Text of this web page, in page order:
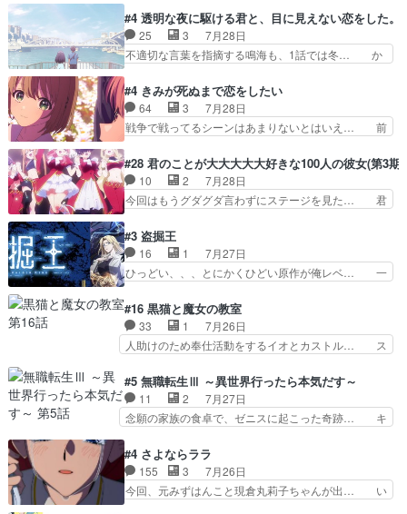
センスの土台になったエピ… コミカルなのにも慣
れてきました。１話でし… ロボットの反乱は今と
なっては良くある話し…
スターを呼ぶ笛？黒幕は狩猟祭とは関係… 平凡な
少女に見える眼鏡w眼鏡属性は持ち合… 神アニ
メ、ケテーイ！「騎士狩猟祭、前夜の… フィーネ
がアルノルトに活躍してもらいたが… 第４話を
とフィーネの２度目のデート出… マジできな臭い
ぞ帝位争い。姉からの刺客を… ふぃーねと町の様
子を見に行ったら町中で窃…
#4 透明な夜に駆ける君と、目に見えない恋をした。
25 3
7月28日
不適切な言葉を指摘する鳴海も、1話では冬… か
接していいのかわからず戸惑うかけるも… 盲目だ
と相手の表情も分からないからどう思… 今期のバ
ックナンバーみたいなOPアニメ。… 初デートで
冬月を笑わせようとする姿も冬月… 特に大きな事
を笑わせようとする姿も冬月… 3話までは主人公
がどうでもいいことでずっ… 花火購入に浅草へ…
行き当たりばったり訪問…
#4 きみが死ぬまで恋をしたい
64 3
7月28日
戦争で戦ってるシーンはあまりないとはいえ… 前
の存在で揺らぐ14クラス約束された死… ミミの
秘密をあっさり受け入れたのは拍子抜… 蘇生魔法
って下衆い国なら進退窮まったら手… 蘇生魔法ヤ
バイけどミミいなかったら詰んで… アニメオタク
うございました！アリとセイ… ごめん、そういう
話がしたい作品じゃないの… 第４話感想：その口
止め効果あるかな？ミミ…
#28 君のことが大大大大大好きな100人の彼女(第3期)
10 2
7月28日
今回はもうグダグダ言わずにステージを見た… 君
カノ版ラブライブ！？こういうのは人… 俺、みん
なのレッスン動画をDVDが焼きき… アナウンス
役で出演いたしましたみんなのア… 恋太郎ファミ
リーがガチでアイドルに挑戦！… ギャグギャグし
カノGirlfrien… 『アイドル伝説恋太郎ファミリ
ー』にて「ア… 安木路佐ウル子役で出演いたしま
したクォリ…
#3 盗掘王
16 1
7月27日
ひっどい、、、とにかくひどい原作が俺レベ… 一
美咲さんと言えば幼女！アイマスの市原… 遼河は
目的の為には人命も軽視するタイプの… 4つのス
キルが揃う。広い墓を捜索中、遼河… 村正はそん
なおどろおどろしいエピソードあ… 気持ちよくし
レベのアニメ制作を日本に奪… 予言で正体がバレ
る、もう騙し討ちは出来な… 村正の墓、アニメで
見ると一杯で怖いな。ア…
#16 黒猫と魔女の教室
33 1
7月26日
人助けのため奉仕活動をするイオとカストル… ス
とカストルの共通点は、魔法の制御が出… 椋鳥の
大群て…住民から迷惑がられてない？… キングコ
ングor進撃の巨人牡羊座のアルデ… スピカ・イ
オ・カストルという組み合わせ。… 有り余るパワ
みかたが雑になってきてるな… イキりカストルは
怖がりやったかあスピカな… 鏡の世界への突入と
新たな依頼サブタイトル…
#5 無職転生Ⅲ ～異世界行ったら本気だす～
11 2
7月27日
念願の家族の食卓で、ゼニスに起こった奇跡… キ
ナリーゼの悪魔の囁きwクリフとエリナ… 悪魔の
囁きやめてくださいwおい、1番重要… ゼニスも
感情が出てきてて良い方向に進んで… 第５話を
ABEMAで視聴しました。視聴に… クリフとエリ
#4 さよならララ
155 3
7月26日
今回、元みずはんこと現倉丸莉子ちゃんが出… い